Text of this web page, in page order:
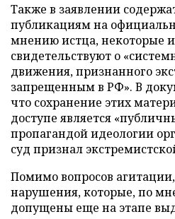
Также в заявлении
публикациям на
мнению истца, некоторые
свидетельствуют о
движения, признанного
запрещенным в РФ». В
что сохранение этих
доступе является
пропагандой идеологии
суд признал
Помимо вопросов
нарушения, которые, по
допущены еще на этапе